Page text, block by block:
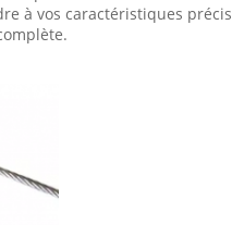
à vos caractéristiques